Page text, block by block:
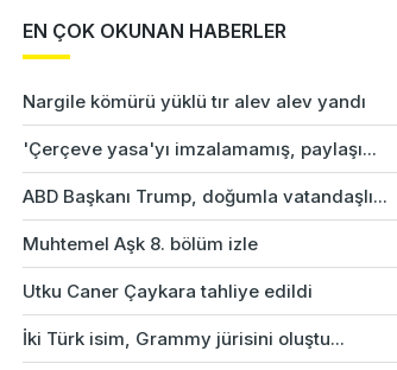
EN ÇOK OKUNAN HABERLER
Nargile kömürü yüklü tır alev alev yandı
'Çerçeve yasa'yı imzalamamış, paylaşı...
ABD Başkanı Trump, doğumla vatandaşlı...
Muhtemel Aşk 8. bölüm izle
Utku Caner Çaykara tahliye edildi
İki Türk isim, Grammy jürisini oluştu...